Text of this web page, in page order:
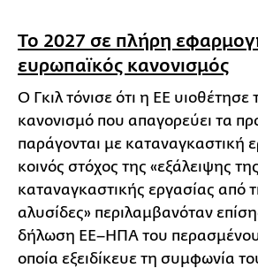
Το 2027 σε πλήρη
ευρωπαϊκός κανονισμός
Ο Γκιλ τόνισε ότι η ΕΕ υιοθέτησε
κανονισμό που απαγορεύει τα
παράγονται με καταναγκαστική
κοινός στόχος της «εξάλειψης της
καταναγκαστικής εργασίας από
αλυσίδες» περιλαμβανόταν
δήλωση ΕΕ–ΗΠΑ του
οποία εξειδίκευε τη συμφωνία